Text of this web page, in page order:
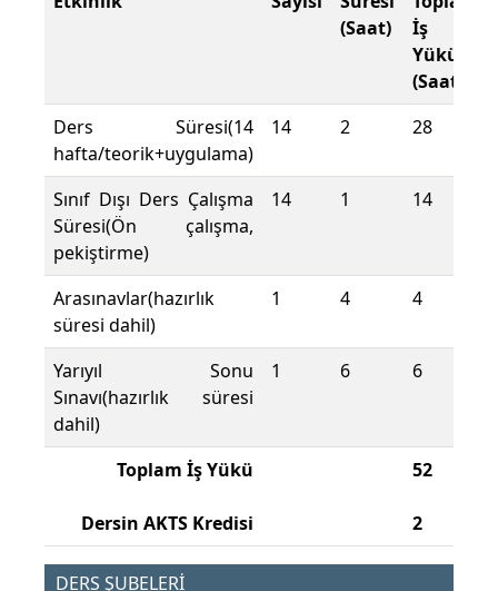
(Saat)
İş
Yükü
(Saat)
Ders Süresi(14
hafta/teorik+uygulama)
14 2 28
Sınıf Dışı Ders Çalışma
Süresi(Ön çalışma,
pekiştirme)
14 1 14
Arasınavlar(hazırlık
süresi dahil)
1 4 4
Yarıyıl Sonu
Sınavı(hazırlık süresi
dahil)
1 6 6
Toplam İş Yükü
Dersin AKTS Kredisi
52
2
DERS ŞUBELERİ